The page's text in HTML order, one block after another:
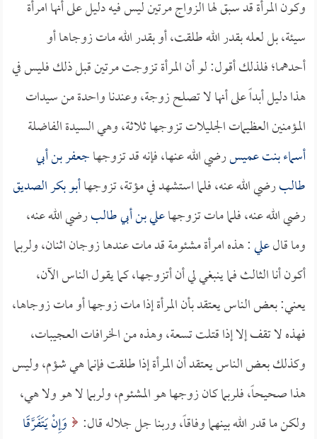
وكون المرأة قد سبق لها الزواج مرتين ليس فيه دليل على أنها امرأة
سيئة، بل لعله بقدر الله طلقت، أو بقدر الله مات زوجاها أو
أحدهما؛ فلذلك أقول: لو أن المرأة تزوجت مرتين قبل ذلك فليس في
هذا دليل أبداً على أنها لا تصلح زوجة، وعندنا واحدة من سيدات
المؤمنين العظيمات الجليلات تزوجها ثلاثة، وهي السيدة الفاضلة
أسماء بنت عميسرضي الله عنها، فإنه قد تزوجهاجعفر بن أبي
طالبرضي الله عنه، فلما استشهد في مؤتة، تزوجهاأبو بكر الصديق
رضي الله عنه، فلما مات تزوجهاعلي بن أبي طالبرضي الله عنه،
وما قالعلي: هذه امرأة مشئومة قد مات عندها زوجان اثنان، ولربما
أكون أنا الثالث فما ينبغي لي أن أتزوجها، كما يقول الناس الآن،
يعني: بعض الناس يعتقد بأن المرأة إذا مات زوجها أو مات زوجاها،
فهذه لا تقف إلا إذا قتلت تسعة، وهذه من الخرافات العجيبات،
وكذلك بعض الناس يعتقد أن المرأة إذا طلقت فإنما هي شؤم، وليس
هذا صحيحاً، فلربما كان زوجها هو المشئوم، ولربما لا هو ولا هي،
ولكن ما قدر الله بينهما وفاقاً، وربنا جل جلاله قال:
وَإِنْ يَتَفَرَّقَا